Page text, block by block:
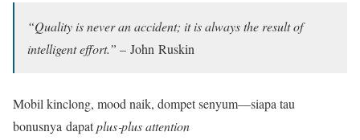
“Quality is never an accident; it is always the result of
intelligent effort.” – John Ruskin
Mobil kinclong, mood naik, dompet senyum—siapa tau
bonusnya dapatplus‑plus attention